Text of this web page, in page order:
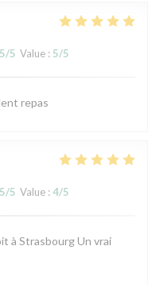
5/5 Value : 5/5
repas
5/5 Value : 4/5
à Strasbourg Un vrai